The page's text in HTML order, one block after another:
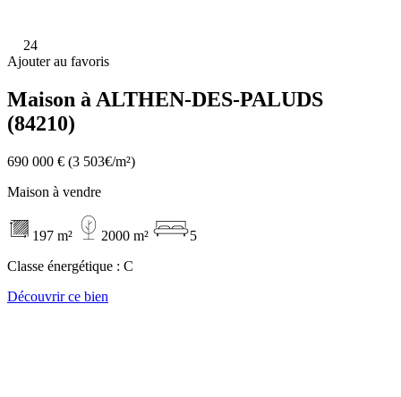
24
Ajouter au favoris
Maison à ALTHEN-DES-PALUDS
(84210)
690 000 € (3 503€/m²)
Maison à vendre
197 m² 2000 m²
5
Classe énergétique : C
Découvrir ce bien